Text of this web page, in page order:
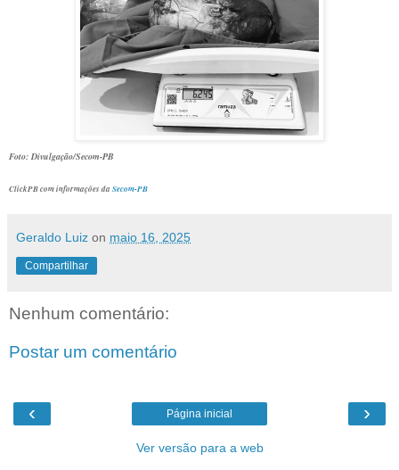
Foto: Divulgação/Secom-PB
ClickPB com informações da Secom-PB
Geraldo Luiz on maio 16, 2025
Compartilhar
Nenhum comentário:
Postar um comentário
‹ ›
Página inicial
Ver versão para a web